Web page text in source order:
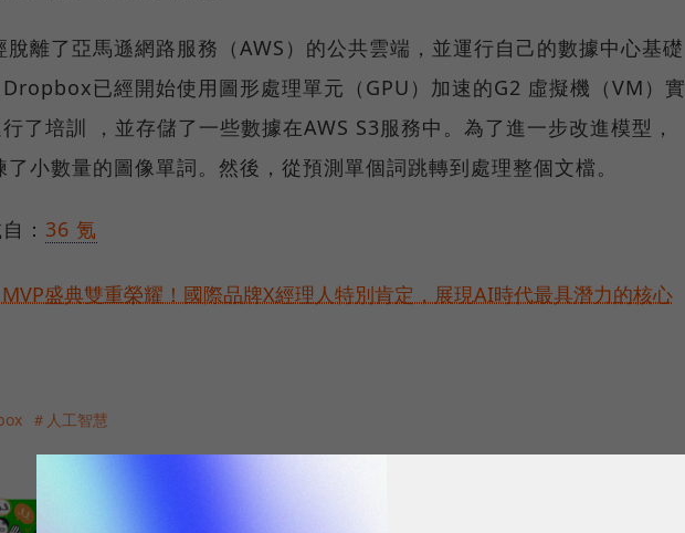
離了亞馬遜網路服務（AWS）的公共雲端，並運行自己的數據中心基礎
已經開始使用圖形處理單元（GPU）加速的G2 虛擬機（VM）實
了培訓 ，並存儲了一些數據在AWS S3服務中。為了進一步改進模型，
小數量的圖像單詞。然後，從預測單個詞跳轉到處理整個文檔。
： 36 氪
盛典雙重榮耀！國際品牌X經理人特別肯定，展現AI時代最具潛力的核心
＃人工智慧